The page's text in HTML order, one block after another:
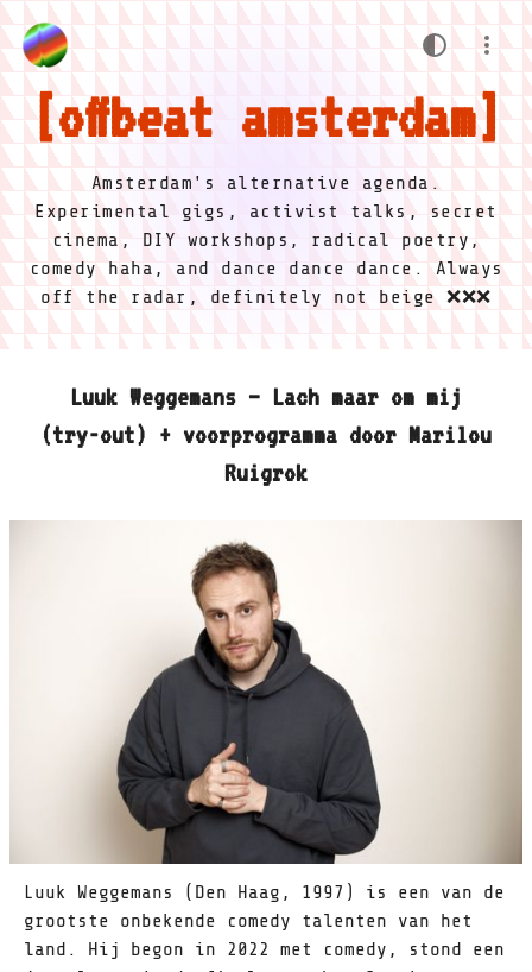
offbeat amsterdam
Amsterdam's alternative agenda.
Experimental gigs, activist talks, secret
cinema, DIY workshops, radical poetry,
comedy haha, and dance dance dance. Always
off the radar, definitely not beige ❌❌❌
Luuk Weggemans – Lach maar om mij
(try-out) + voorprogramma door Marilou
Ruigrok
Luuk Weggemans (Den Haag, 1997) is een van de
grootste onbekende comedy talenten van het
land. Hij begon in 2022 met comedy, stond een